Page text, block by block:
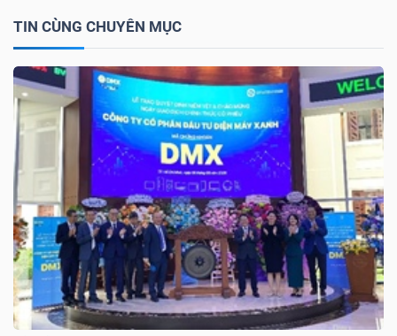
TIN CÙNG CHUYÊN MỤC
PHÂN
VIETSTOCKFINANCE
MÔ
NGÀNH